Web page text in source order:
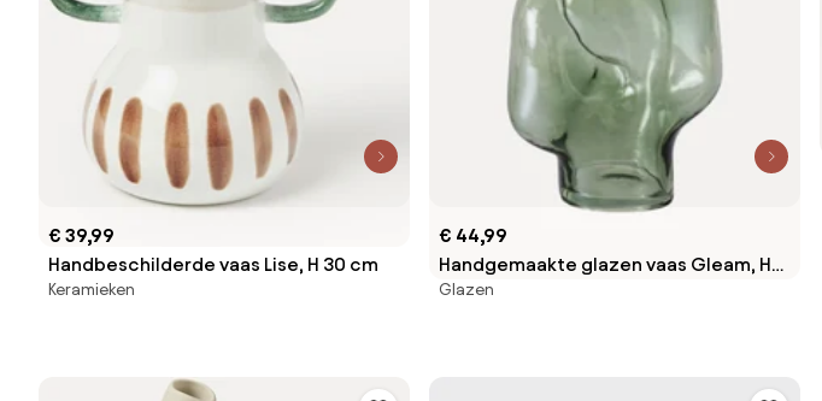
€ 39,99
Handbeschilderde vaas Lise, H 30 cm
Keramieken
€ 44,99
Handgemaakte glazen vaas Gleam, H
32 cm
Glazen